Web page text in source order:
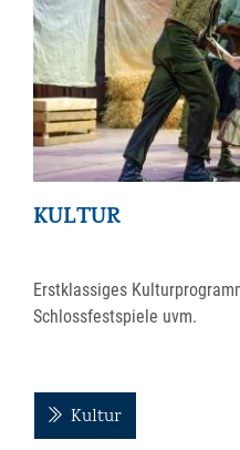
KULTUR
Erstklassiges
Schlossfestspiele uvm.
Kultur